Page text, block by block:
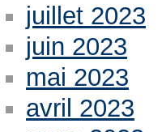
juillet 2023
juin 2023
mai 2023
avril 2023